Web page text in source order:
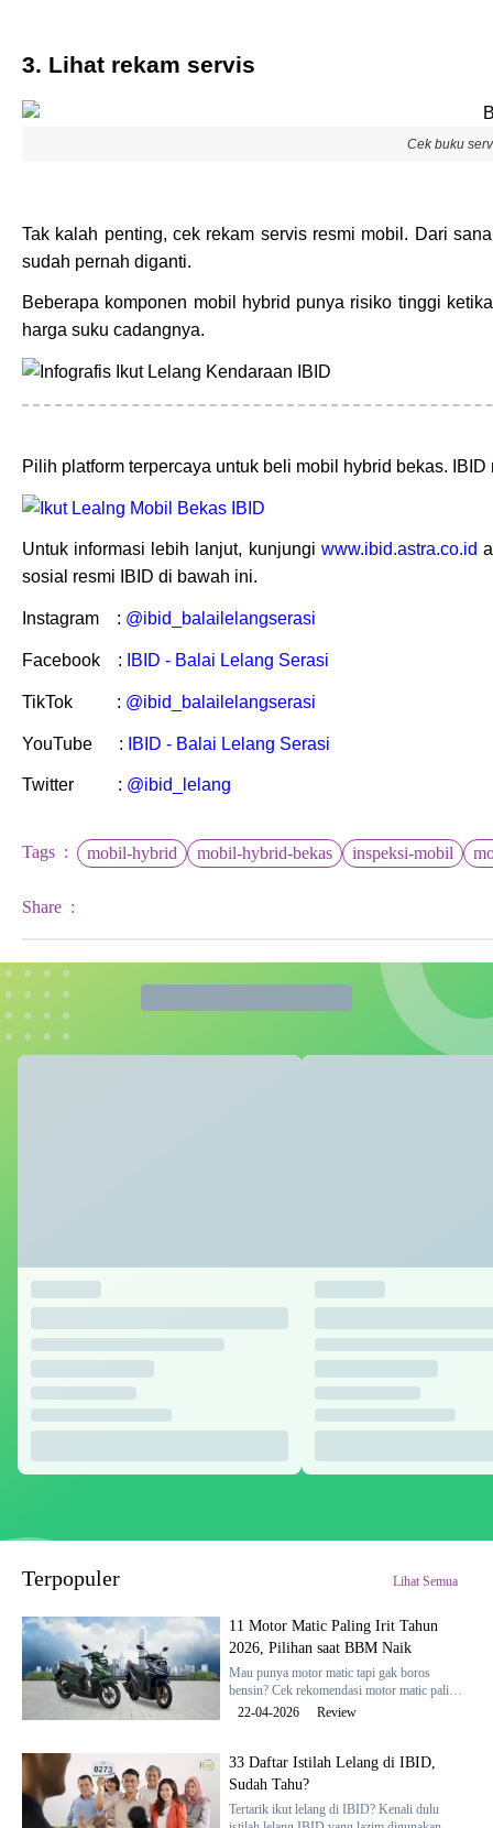
3. Lihat rekam servis
Cek buku
Tak kalah penting, cek rekam servis resmi mobil. Dari
sudah pernah diganti.
Beberapa komponen mobil hybrid punya risiko tinggi
harga suku cadangnya.
Pilih platform terpercaya untuk beli mobil hybrid bekas.
Untuk informasi lebih lanjut, kunjungi www.ibid.astra.co.id
sosial resmi IBID di bawah ini.
Instagram : @ibid_balailelangserasi
Facebook : IBID - Balai Lelang Serasi
TikTok : @ibid_balailelangserasi
YouTube : IBID - Balai Lelang Serasi
Twitter : @ibid_lelang
Tags : mobil-hybrid mobil-hybrid-bekas inspeksi-mobil
Share :
Terpopuler Lihat Semua
11 Motor Matic Paling Irit Tahun
2026, Pilihan saat BBM Naik
Mau punya motor matic tapi gak boros
bensin? Cek rekomendasi motor matic paling
irit tahun 2026 dari balai lelang IBID
22-04-2026 Review
33 Daftar Istilah Lelang di IBID,
Sudah Tahu?
Tertarik ikut lelang di IBID? Kenali dulu